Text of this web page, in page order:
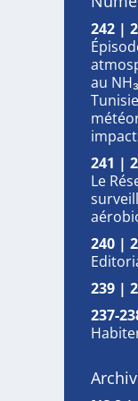
242 |
au
241 |
Le
240 |
239 |
237-